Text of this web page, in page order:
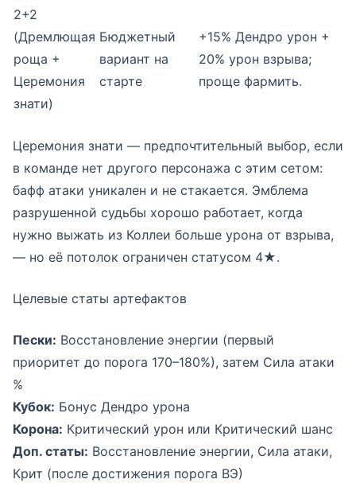
2+2
(Дремлющая
роща +
Церемония
знати)
Бюджетный
вариант на
старте
+15% Дендро урон +
20% урон взрыва;
проще фармить.
Церемония знати — предпочтительный выбор, если
в команде нет другого персонажа с этим сетом:
бафф атаки уникален и не стакается. Эмблема
разрушенной судьбы хорошо работает, когда
нужно выжать из Коллеи больше урона от взрыва,
— но её потолок ограничен статусом 4★.
Целевые статы артефактов
Пески: Восстановление энергии (первый
приоритет до порога 170–180%), затем Сила атаки
%
Кубок: Бонус Дендро урона
Корона: Критический урон или Критический шанс
Доп. статы: Восстановление энергии, Сила атаки,
Крит (после достижения порога ВЭ)